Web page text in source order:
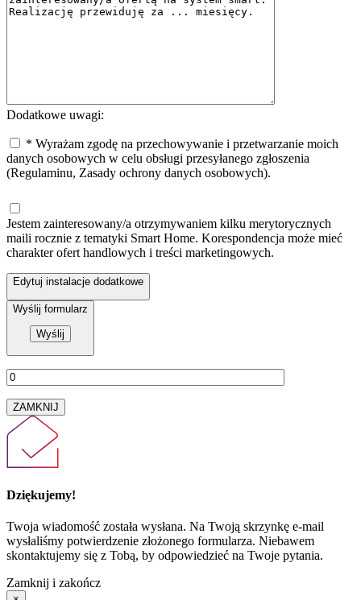
Dodatkowe uwagi:
* Wyrażam zgodę na przechowywanie i przetwarzanie moich
danych osobowych w celu obsługi przesyłanego zgłoszenia
(Regulaminu, Zasady ochrony danych osobowych).
Jestem zainteresowany/a otrzymywaniem kilku merytorycznych
maili rocznie z tematyki Smart Home. Korespondencja może mieć
charakter ofert handlowych i treści marketingowych.
Edytuj instalacje dodatkowe
Wyślij formularz
ZAMKNIJ
Dziękujemy!
Twoja wiadomość została wysłana. Na Twoją skrzynkę e-mail
wysłaliśmy potwierdzenie złożonego formularza. Niebawem
skontaktujemy się z Tobą, by odpowiedzieć na Twoje pytania.
Zamknij i zakończ